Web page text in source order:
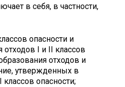
в себя, в частности,
опасности и
отходов I и II классов
отходов и
утвержденных в
опасности;